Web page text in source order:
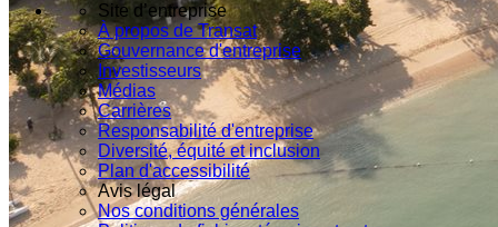
Site d’entreprise
À propos de Transat
Gouvernance d'entreprise
Investisseurs
Médias
Carrières
Responsabilité d'entreprise
Diversité, équité et inclusion
Plan d'accessibilité
Avis légal
Nos conditions générales